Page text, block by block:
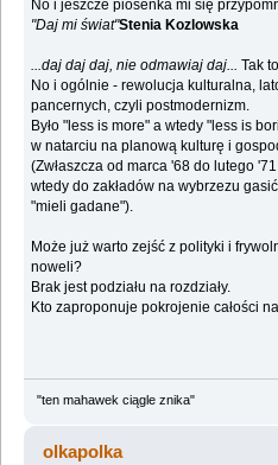
No i jeszcze piosenka mi się
"Daj mi świat"Stenia Kozlowska
...daj daj daj, nie odmawiaj daj...
Tak
No i ogólnie - rewolucja kulturalna,
pancernych, czyli postmodernizm.
Było "less is more" a wtedy "less is
w natarciu na planową kulturę i
(Zwłaszcza od marca '68 do lutego
wtedy do zakładów na wybrzezu
"mieli gadane").
Może już warto zejść z polityki i
noweli?
Brak jest podziału na rozdziały.
Kto zaproponuje pokrojenie całości
"ten mahawek ciągle znika"
olkapolka